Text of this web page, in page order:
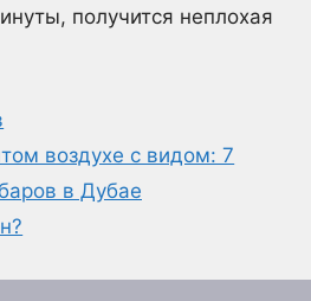
получится неплохая
воздухе с видом: 7
в Дубае